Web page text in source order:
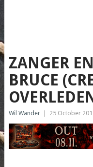
ZANGER
BRUCE
Wil Wander 25 October